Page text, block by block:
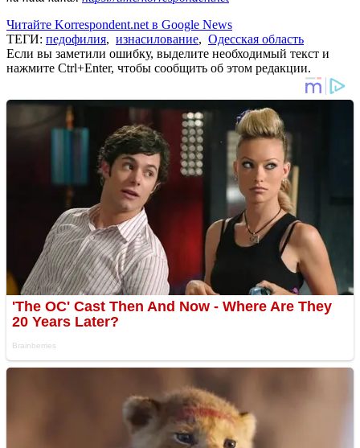
Читайте Korrespondent.net в Google News
ТЕГИ: педофилия, изнасилование, Одесская область
Если вы заметили ошибку, выделите необходимый текст и
нажмите Ctrl+Enter, чтобы сообщить об этом редакции.